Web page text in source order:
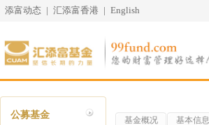
添富动态 | 汇添富香港 | English
公募基金 基金概况 基本信息